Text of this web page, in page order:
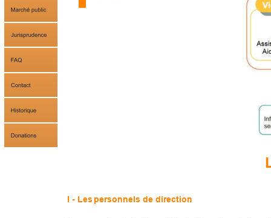
I - Les personnels de direction.